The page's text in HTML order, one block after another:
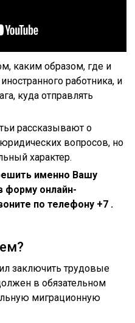
каким образом, где и
работника, и
куда отправлять
рассказывают о
вопросов, но
характер.
именно Вашу
форму онлайн-
по телефону +7 .
заключить трудовые
в обязательном
миграционную